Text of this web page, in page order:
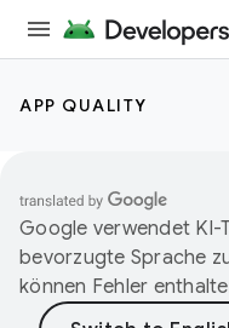
APP QUALITY
Google verwendet KI-
bevorzugte Sprache
können Fehler